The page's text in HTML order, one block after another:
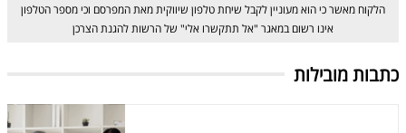
הלקוח מאשר כי הוא מעוניין לקבל שיחת טלפון שיווקית מאת המפרסם וכי מספר הטלפון
אינו רשום במאגר "אל תתקשרו אלי" של הרשות להגנת הצרכן
כתבות מובילות